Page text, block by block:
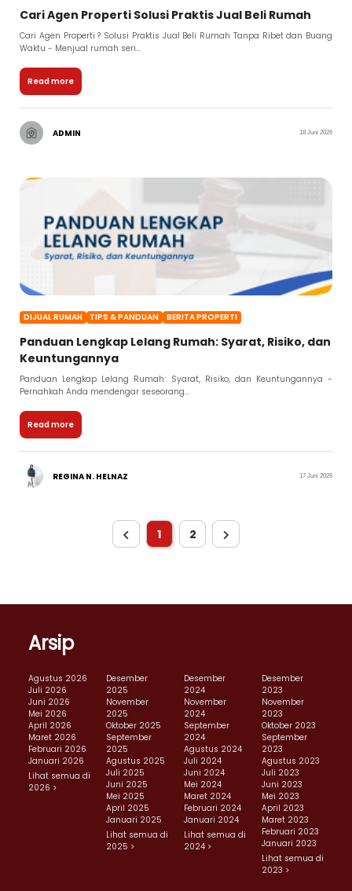
Cari Agen Properti Solusi Praktis Jual Beli Rumah
Cari Agen Properti ? Solusi Praktis Jual Beli Rumah Tanpa Ribet dan Buang
Waktu - Menjual rumah seri...
Read more
ADMIN 18 Juni 2026
DIJUAL RUMAH TIPS & PANDUAN BERITA PROPERTI
Panduan Lengkap Lelang Rumah: Syarat, Risiko, dan
Keuntungannya
Panduan Lengkap Lelang Rumah: Syarat, Risiko, dan Keuntungannya -
Pernahkah Anda mendengar seseorang...
Read more
REGINA N. HELNAZ 17 Juni 2026
1 2
Arsip
Agustus 2026
Juli 2026
Juni 2026
Mei 2026
April 2026
Maret 2026
Februari 2026
Januari 2026
Lihat semua di
2026 >
Desember
2025
November
2025
Oktober 2025
September
2025
Agustus 2025
Juli 2025
Juni 2025
Mei 2025
April 2025
Januari 2025
Lihat semua di
2025 >
Desember
2024
November
2024
September
2024
Agustus 2024
Juli 2024
Juni 2024
Mei 2024
Maret 2024
Februari 2024
Januari 2024
Lihat semua di
2024 >
Desember
2023
November
2023
Oktober 2023
September
2023
Agustus 2023
Juli 2023
Juni 2023
Mei 2023
April 2023
Maret 2023
Februari 2023
Januari 2023
Lihat semua di
2023 >